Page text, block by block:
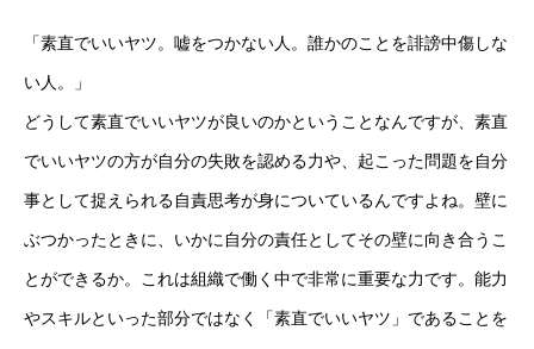
「素直でいいヤツ。嘘をつかない人。誰かのことを誹謗中傷しな
い人。」
どうして素直でいいヤツが良いのかということなんですが、素直
でいいヤツの方が自分の失敗を認める力や、起こった問題を自分
事として捉えられる自責思考が身についているんですよね。壁に
ぶつかったときに、いかに自分の責任としてその壁に向き合うこ
とができるか。これは組織で働く中で非常に重要な力です。能力
やスキルといった部分ではなく「素直でいいヤツ」であることを